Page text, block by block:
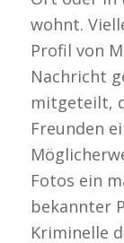
wohnt.
Profil von
Nachricht
mitgeteilt,
Freunden
Fotos ein
bekannter
Kriminelle